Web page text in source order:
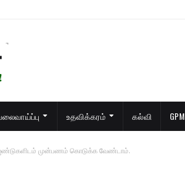
உதவிக்கரம் கல்வி GPM
முன்பணம் கொடுக்க வேண்டாம்.